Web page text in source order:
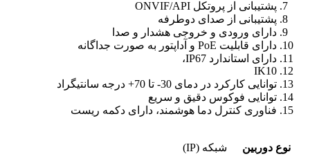
پشتیبانی از پروتکل ONVIF/API
پشتیبانی از صدای دوطرفه
دارای ورودی و خروجی هشدار و صدا
دارای قابلیت PoE و آداپتور به صورت جداگانه
دارای استاندارد IP67،
IK10
توانایی کارکرد در دمای 30- تا 70+ درجه سانتیگراد
توانایی فوکوس دقیق و سریع
فناوری کنترل دما هوشمند، دارای دکمه ریست
نوع دوربین شبکه (IP)